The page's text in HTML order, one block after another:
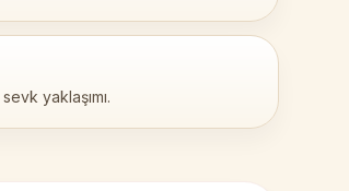
yaklaşımı.